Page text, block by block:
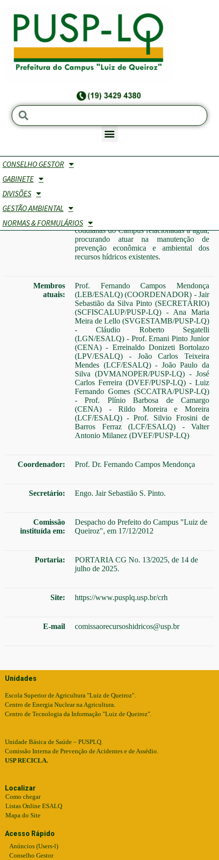
CONSELHO GESTOR
GABINETE
DIVISÕES
GESTÃO AMBIENTAL
NORMAS & FORMULÁRIOS
Objetivo:
reflexões e sugestões das ocorrências
cotidianas do Campus relacionadas à água,
procurando atuar na manutenção de
prevenção econômica e ambiental dos
recursos hídricos existentes.
Membros
atuais:
Prof. Fernando Campos Mendonça
(LEB/ESALQ) (COORDENADOR) - Jair
Sebastião da Silva Pinto (SECRETÁRIO)
(SCFISCALUP/PUSP-LQ) - Ana Maria
Meira de Lello (SVGESTAMB/PUSP-LQ)
- Cláudio Roberto Segatelli
(LGN/ESALQ) - Prof. Ernani Pinto Junior
(CENA) - Erreinaldo Donizeti Bortolazo
(LPV/ESALQ) - João Carlos Teixeira
Mendes (LCF/ESALQ) - João Paulo da
Silva (DVMANOPER/PUSP-LQ) - José
Carlos Ferreira (DVEF/PUSP-LQ) - Luiz
Fernando Gomes (SCCATRA/PUSP-LQ)
- Prof. Plínio Barbosa de Camargo
(CENA) - Rildo Moreira e Moreira
(LCF/ESALQ) - Prof. Silvio Frosini de
Barros Ferraz (LCF/ESALQ) - Valter
Antonio Milanez (DVEF/PUSP-LQ)
Coordenador: Prof. Dr. Fernando Campos Mendonça
Secretário: Engo. Jair Sebastião S. Pinto.
Comissão
instituída em:
Despacho do Prefeito do Campus "Luiz de
Queiroz", em 17/12/2012
Portaria:
PORTARIA CG No. 13/2025, de 14 de
julho de 2025.
Site: https://www.pusplq.usp.br/crh
E-mail comissaorecursoshidricos@usp.br
Unidades
Escola Superior de Agricultura "Luiz de Queiroz".
Centro de Energia Nuclear na Agricultura.
Centro de Tecnologia da Informação "Luiz de Queiroz".
Unidade Básica de Saúde – PUSPLQ.
Comissão Interna de Prevenção de Acidentes e de Assédio.
USP RECICLA.
Localizar
Como chegar
Listas Online ESALQ
Mapa do Site
Acesso Rápido
Anúncios (Users-l)
Conselho Gestor